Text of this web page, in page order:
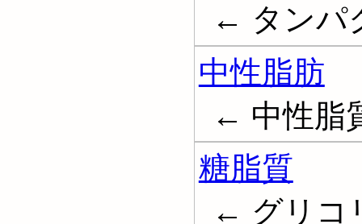
← タンパ
中性脂肪
← 中性脂
糖脂質
← グリコ